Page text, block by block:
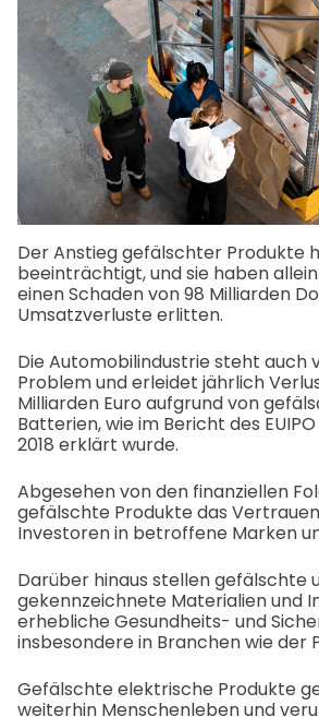
Der Anstieg gefälschter Produkte
beeinträchtigt, und sie haben
einen Schaden von 98 Milliarden
Umsatzverluste erlitten.
Die Automobilindustrie steht auch
Problem und erleidet jährlich
Milliarden Euro aufgrund von
Batterien, wie im Bericht des
2018 erklärt wurde.
Abgesehen von den finanziellen
gefälschte Produkte das
Investoren in betroffene Marken
Darüber hinaus stellen gefälschte
gekennzeichnete Materialien und
erhebliche Gesundheits- und
insbesondere in Branchen wie der
Gefälschte elektrische Produkte
weiterhin Menschenleben und